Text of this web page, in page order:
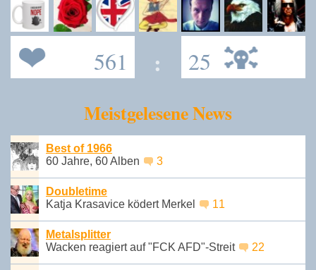
561 : 25
Meistgelesene News
Best of 1966
60 Jahre, 60 Alben
3
Doubletime
Katja Krasavice ködert Merkel
11
Metalsplitter
Wacken reagiert auf "FCK AFD"-Streit
22